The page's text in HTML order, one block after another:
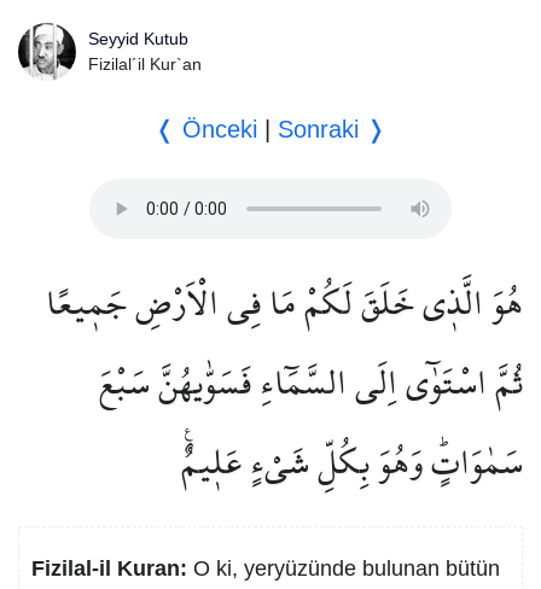
Seyyid Kutub
Fizilal´il Kur`an
❬ Önceki Sonraki ❭
هُوَ الَّذ۪ي خَلَقَ لَكُمْ مَا فِي الْاَرْضِ جَم۪يعًا
ثُمَّ اسْتَوٰٓى اِلَى السَّمَٓاءِ فَسَوّٰيهُنَّ سَبْعَ
سَمٰوَاتٍۜ وَهُوَ بِكُلِّ شَيْءٍ عَل۪يمٌ۟
Fizilal-il Kuran: O ki, yeryüzünde bulunan bütün